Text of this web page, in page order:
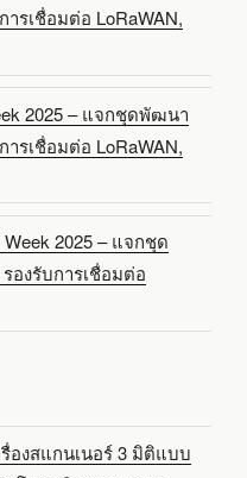
ารเชื่อมต่อ LoRaWAN,
2025 – แจกชุดพัฒนา
ารเชื่อมต่อ LoRaWAN,
2025 – แจกชุด
องรับการเชื่อมต่อ
รื่องสแกนเนอร์ 3 มิติแบบ